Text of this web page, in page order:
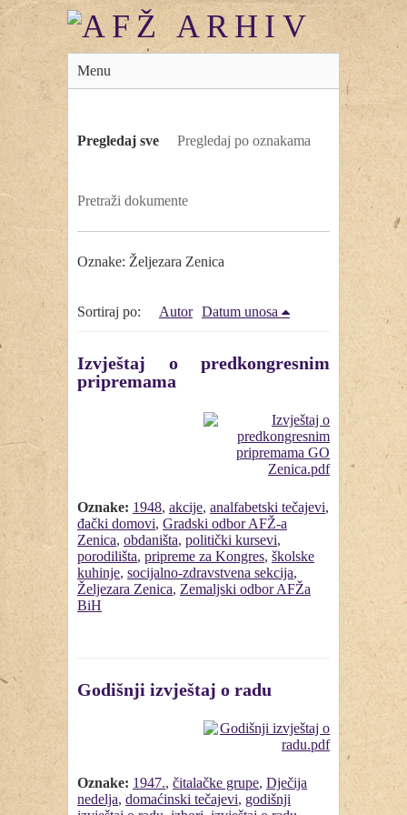
Menu
Pregledaj sve Pregledaj po oznakama
Pretraži dokumente
Oznake: Željezara Zenica
Sortiraj po: Autor Datum unosa
Izvještaj o predkongresnim
pripremama
Oznake: 1948, akcije, analfabetski tečajevi,
đački domovi, Gradski odbor AFŽ-a
Zenica, obdaništa, politički kursevi,
porodilišta, pripreme za Kongres, školske
kuhinje, socijalno-zdravstvena sekcija,
Željezara Zenica, Zemaljski odbor AFŽa
BiH
Godišnji izvještaj o radu
Oznake: 1947., čitalačke grupe, Dječija
nedelja, domaćinski tečajevi, godišnji